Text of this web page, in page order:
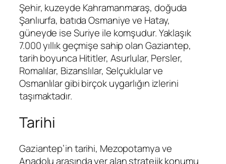
Şehir, kuzeyde Kahramanmaraş, doğuda
Şanlıurfa, batıda Osmaniye ve Hatay,
güneyde ise Suriye ile komşudur. Yaklaşık
7.000 yıllık geçmişe sahip olan Gaziantep,
tarih boyunca Hititler, Asurlular, Persler,
Romalılar, Bizanslılar, Selçuklular ve
Osmanlılar gibi birçok uygarlığın izlerini
taşımaktadır.
Tarihi
Gaziantep’in tarihi, Mezopotamya ve
Anadolu arasında yer alan stratejik konumu